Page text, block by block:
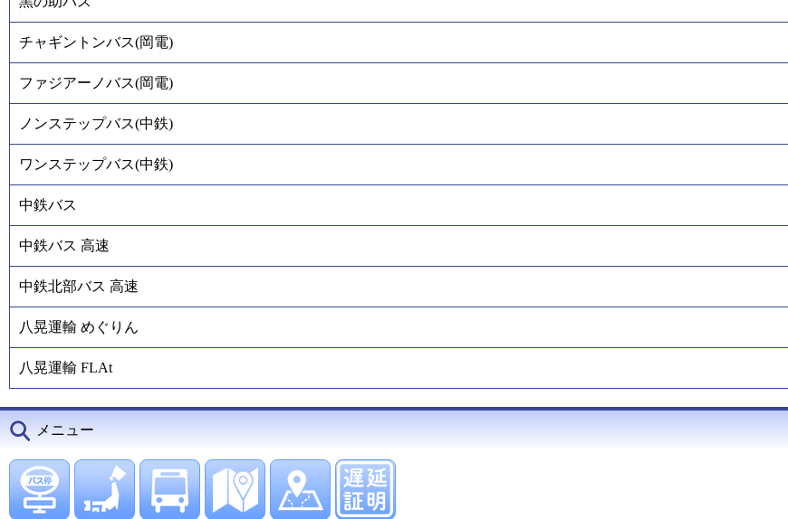
チャギントンバス(岡電)
ファジアーノバス(岡電)
ノンステップバス(中鉄)
ワンステップバス(中鉄)
中鉄バス
中鉄バス 高速
中鉄北部バス 高速
八晃運輸 めぐりん
八晃運輸 FLAt
メニュー